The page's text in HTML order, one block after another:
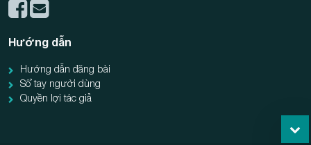
Hướng dẫn
Hướng dẫn đăng bài
Sổ tay người dùng
Quyền lợi tác giả